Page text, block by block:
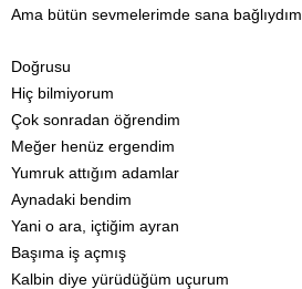
Ama bütün sevmelerimde sana bağlıydım
Doğrusu
Hiç bilmiyorum
Çok sonradan öğrendim
Meğer henüz ergendim
Yumruk attığım adamlar
Aynadaki bendim
Yani o ara, içtiğim ayran
Başıma iş açmış
Kalbin diye yürüdüğüm uçurum